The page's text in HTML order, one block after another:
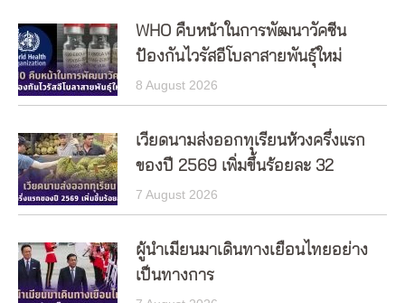
WHO คืบหน้าในการพัฒนาวัคซีน
ป้องกันไวรัสอีโบลาสายพันธุ์ใหม่
8 August 2026
เวียดนามส่งออกทุเรียนห้วงครึ่งแรก
ของปี 2569 เพิ่มขึ้นร้อยละ 32
7 August 2026
ผู้นำเมียนมาเดินทางเยือนไทยอย่าง
เป็นทางการ